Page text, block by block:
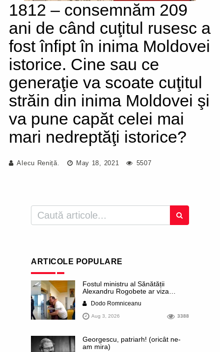
1812 – consemnăm 209
ani de când cuţitul rusesc a
fost înfipt în inima Moldovei
istorice. Cine sau ce
generaţie va scoate cuţitul
străin din inima Moldovei şi
va pune capăt celei mai
mari nedreptăţi istorice?
Alecu Reniță. May 18, 2021 5507
ARTICOLE POPULARE
Fostul ministru al Sănătății
Alexandru Rogobete ar viza
al orașului Timișoara. Pesedistul
publică imagini demne de Coreea
de Nord cu femei din Timișoara
Dodo Romniceanu
Aug 3, 2026 3388
Georgescu, patriarh! (oricât ne-
am mira)